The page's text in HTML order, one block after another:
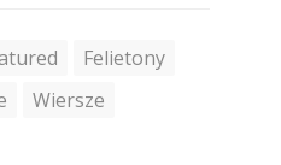
Felietony
Wiersze